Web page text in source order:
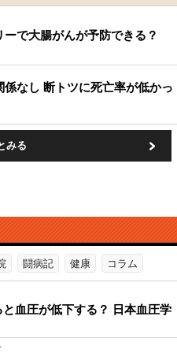
で大腸がんが予防できる？
なし 断トツに死亡率が低かっ
みる
闘病記 健康 コラム
血圧が低下する？ 日本血圧学